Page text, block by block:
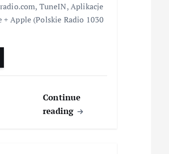
TuneIN, Aplikacje
Apple (Polskie Radio 1030
Continue
reading